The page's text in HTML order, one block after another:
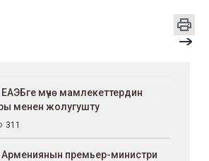
мүчө мамлекеттердин
менен жолугушту
311
премьер-министри